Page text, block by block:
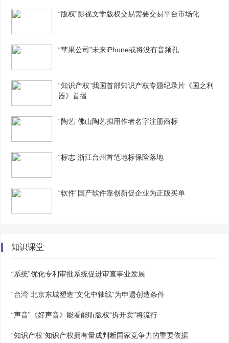
“版权”影视文学版权交易需要交易平台市场化
“苹果公司”未来iPhone或将没有音频孔
“知识产权”我国首部知识产权专题纪录片《国之利
器》首播
“陶艺”佛山陶艺拟用作者名字注册商标
“标志”浙江台州首笔地标保险落地
“软件”国产软件靠创新促企业为正版买单
知识课堂
“系统”优化专利审批系统促进审查事业发展
“台湾”北京东城塑造“文化中轴线”为申遗创造条件
“声音”《好声音》能看能听版权“拆开卖”将流行
“知识产权”知识产权拥有量成判断国家竞争力的重要依据